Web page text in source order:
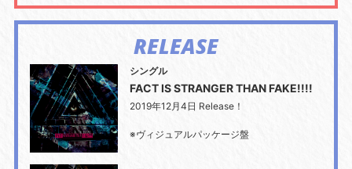
RELEASE
シングル
FACT IS STRANGER THAN FAKE!!!!
2019年12月4日 Release！
※ヴィジュアルパッケージ盤